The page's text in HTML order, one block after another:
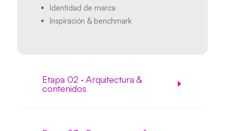
Identidad de marca
Inspiración & benchmark
Etapa 02 · Arquitectura &
contenidos